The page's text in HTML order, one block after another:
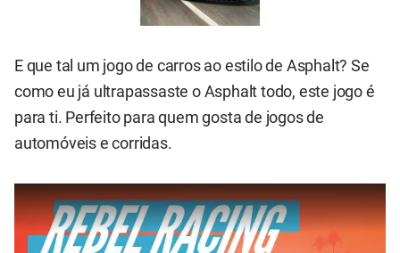
E que tal um jogo de carros ao estilo de Asphalt? Se
como eu já ultrapassaste o Asphalt todo, este jogo é
para ti. Perfeito para quem gosta de jogos de
automóveis e corridas.